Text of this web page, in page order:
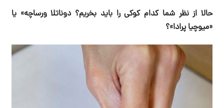
حالا از نظر شما کدام کوکی را باید بخریم؟ دوناتلا ورساچه» یا
«میوچیا پرادا»؟